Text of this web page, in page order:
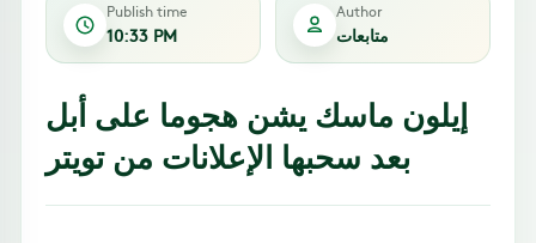
Publish time
10:33 PM
Author
متابعات
إيلون ماسك يشن هجوما على أبل
بعد سحبها الإعلانات من تويتر